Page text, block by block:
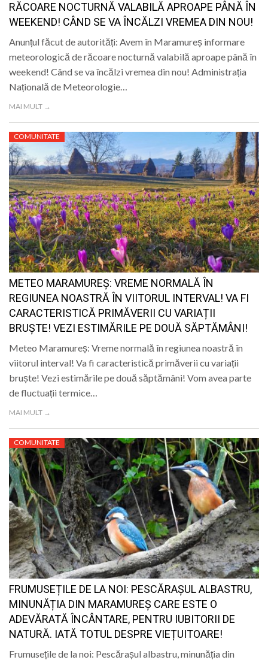
RĂCOARE NOCTURNĂ VALABILĂ APROAPE PÂNĂ ÎN
WEEKEND! CÂND SE VA ÎNCĂLZI VREMEA DIN NOU!
Anunțul făcut de autorități: Avem în Maramureș informare
meteorologică de răcoare nocturnă valabilă aproape până în
weekend! Când se va încălzi vremea din nou! Administrația
Națională de Meteorologie…
MAI MULT →
COMUNITATE
METEO MARAMUREȘ: VREME NORMALĂ ÎN
REGIUNEA NOASTRĂ ÎN VIITORUL INTERVAL! VA FI
CARACTERISTICĂ PRIMĂVERII CU VARIAȚII
BRUȘTE! VEZI ESTIMĂRILE PE DOUĂ SĂPTĂMÂNI!
Meteo Maramureș: Vreme normală în regiunea noastră în
viitorul interval! Va fi caracteristică primăverii cu variații
bruște! Vezi estimările pe două săptămâni! Vom avea parte
de fluctuații termice…
MAI MULT →
COMUNITATE
FRUMUSEȚILE DE LA NOI: PESCĂRAȘUL ALBASTRU,
MINUNĂȚIA DIN MARAMUREȘ CARE ESTE O
ADEVĂRATĂ ÎNCÂNTARE, PENTRU IUBITORII DE
NATURĂ. IATĂ TOTUL DESPRE VIEȚUITOARE!
Frumusețile de la noi: Pescărașul albastru, minunăția din